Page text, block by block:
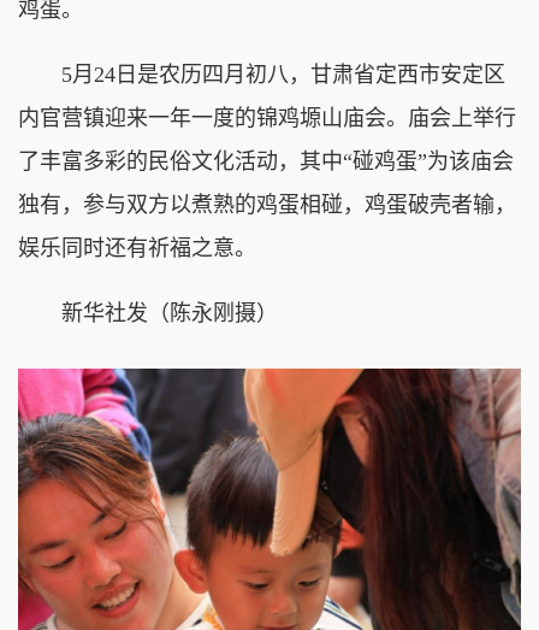
鸡蛋。
5月24日是农历四月初八，甘肃省定西市安定区
内官营镇迎来一年一度的锦鸡塬山庙会。庙会上举行
了丰富多彩的民俗文化活动，其中“碰鸡蛋”为该庙会
独有，参与双方以煮熟的鸡蛋相碰，鸡蛋破壳者输，
娱乐同时还有祈福之意。
新华社发（陈永刚摄）